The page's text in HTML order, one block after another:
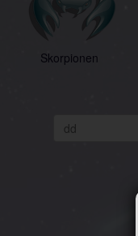
Skorpionen